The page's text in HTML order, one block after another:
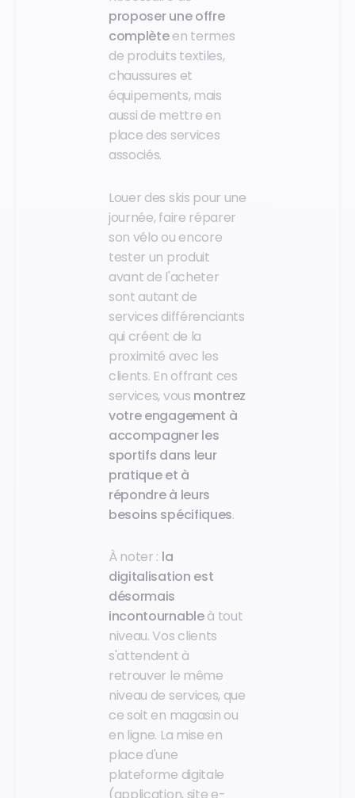
proposer une offre
complèteen termes
de produits textiles,
chaussures et
équipements, mais
aussi de mettre en
place des services
associés.
Louer des skis pour une
journée, faire réparer
son vélo ou encore
tester un produit
avant de l'acheter
sont autant de
services différenciants
qui créent de la
proximité avec les
clients. En offrant ces
services, vous montrez
votre engagement à
accompagner les
sportifs dans leur
pratique et à
répondre à leurs
besoins spécifiques.
À noter : la
digitalisation est
désormais
incontournableà tout
niveau. Vos clients
s'attendent à
retrouver le même
niveau de services, que
ce soit en magasin ou
en ligne. La mise en
place d'une
plateforme digitale